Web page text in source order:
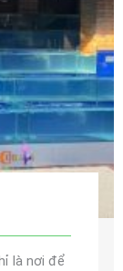
là nơi để